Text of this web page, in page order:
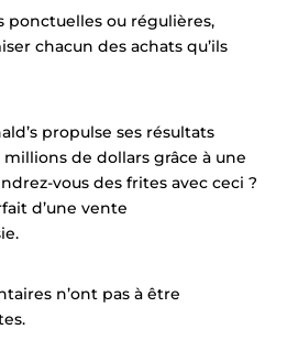
ponctuelles ou régulières,
chacun des achats qu’ils
propulse ses résultats
de dollars grâce à une
vous des frites avec ceci ?
d’une vente
n’ont pas à être